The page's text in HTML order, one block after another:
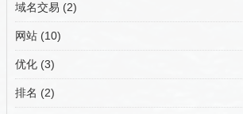
域名交易 (2)
网站 (10)
优化 (3)
排名 (2)